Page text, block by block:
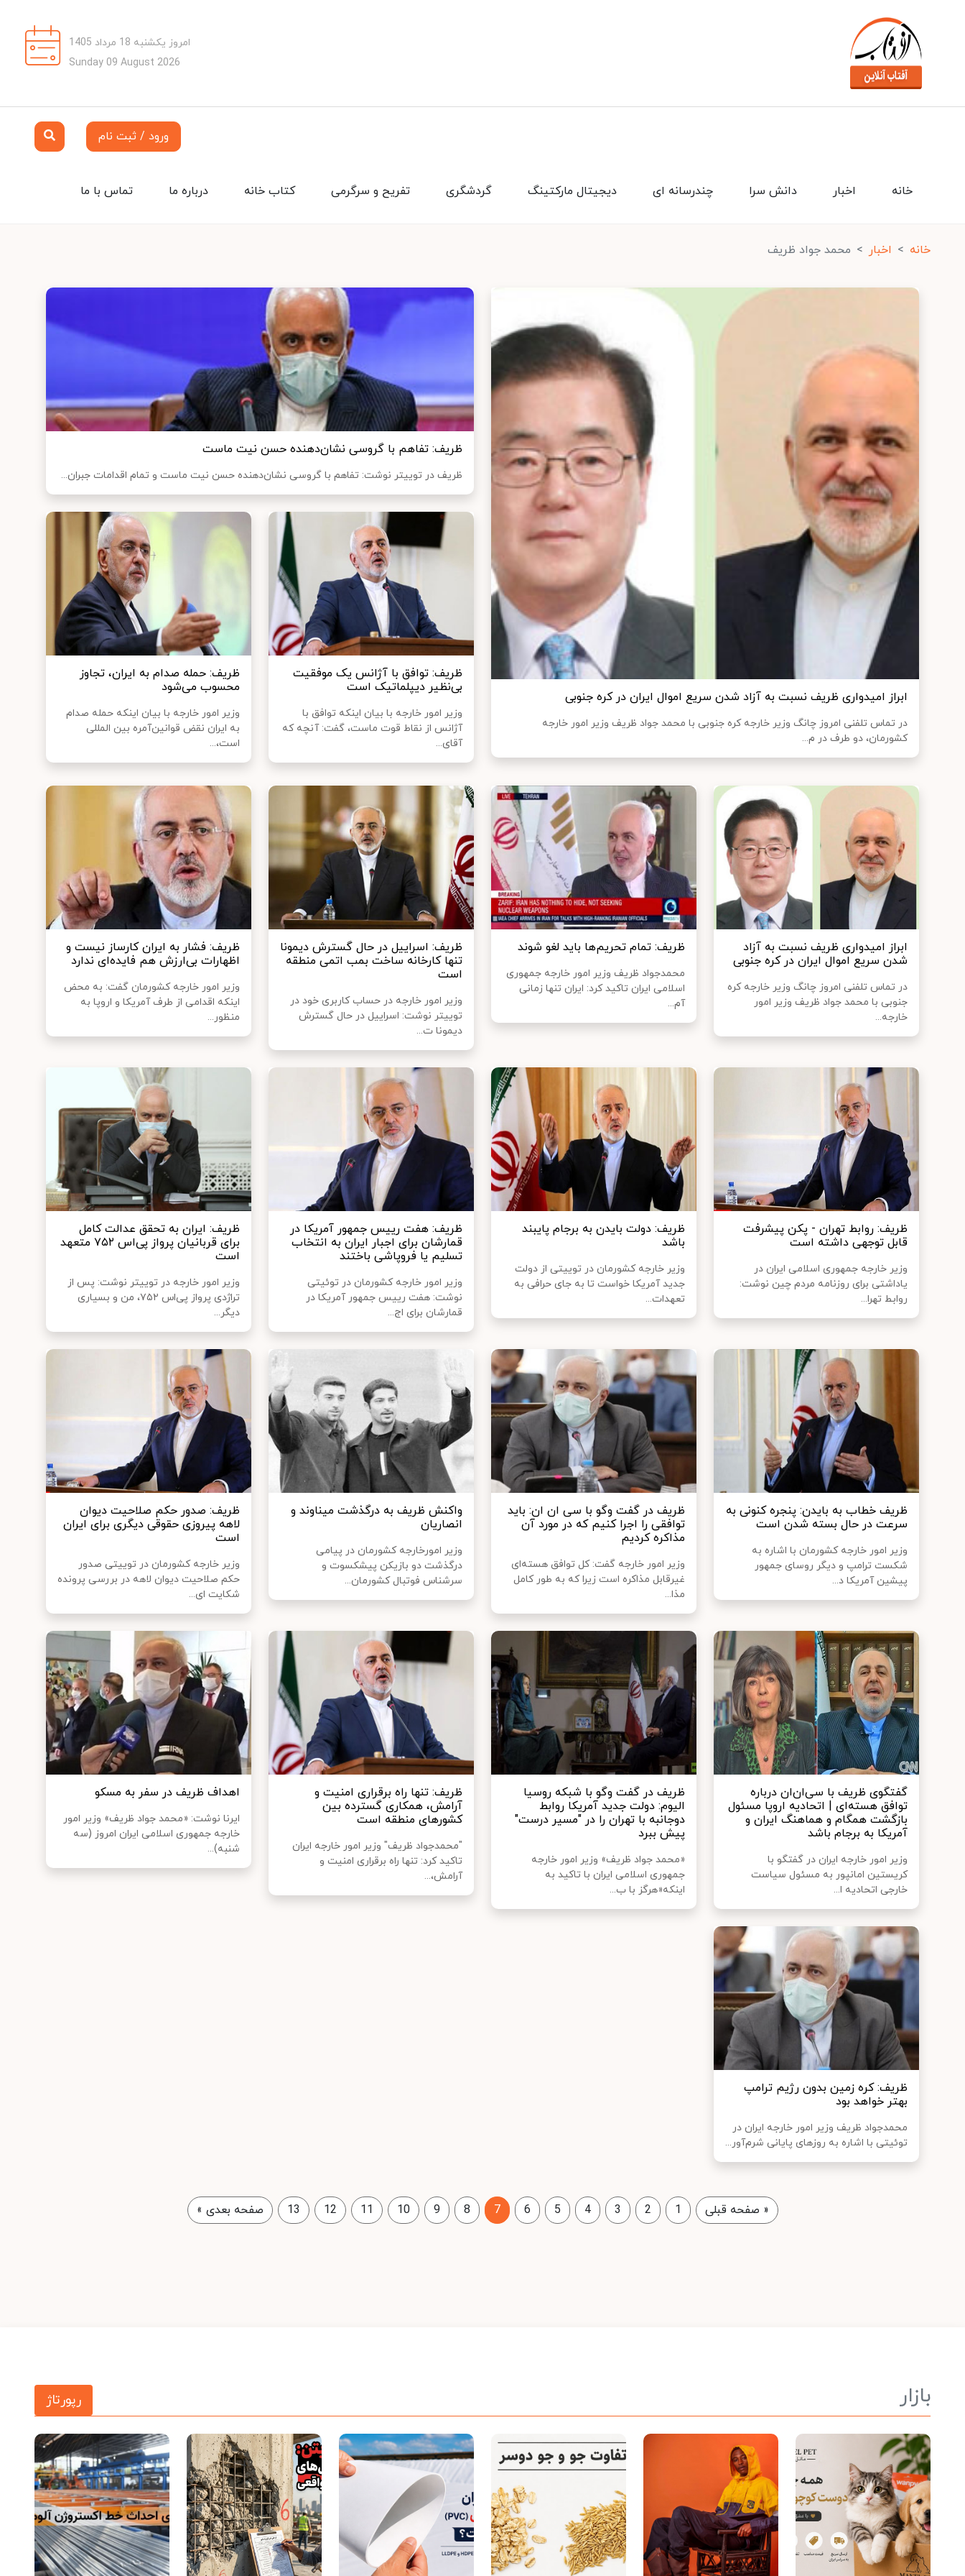
امروز یکشنبه 18 مرداد 1405
Sunday 09 August 2026
ورود / ثبت نام
تماس با ما درباره ما کتاب خانه تفریح و سرگرمی گردشگری دیجیتال مارکتینگ چندرسانه ای دانش سرا اخبار خانه
خانه اخبار محمد جواد ظریف
ابراز امیدواری ظریف نسبت به آزاد شدن سریع اموال ایران در کره جنوبی
در تماس تلفنی امروز چانگ وزیر خارجه کره جنوبی با محمد جواد ظریف وزیر امور خارجه
کشورمان، دو طرف در م...
ظریف: تفاهم با گروسی نشان‌دهنده حسن نیت ماست
ظریف در توییتر نوشت: تفاهم با گروسی نشان‌دهنده حسن نیت ماست و تمام اقدامات جبران...
ظریف: توافق با آژانس یک موفقیت
بی‌نظیر دیپلماتیک است
وزیر امور خارجه با بیان اینکه توافق با
آژانس از نقاط قوت ماست، گفت: آنچه که
آقای...
ظریف: حمله صدام به ایران، تجاوز
محسوب می‌شود
وزیر امور خارجه با بیان اینکه حمله صدام
به ایران نقض قوانین‌آمره بین المللی
است،...
ابراز امیدواری ظریف نسبت به آزاد
شدن سریع اموال ایران در کره جنوبی
در تماس تلفنی امروز چانگ وزیر خارجه کره
جنوبی با محمد جواد ظریف وزیر امور
خارجه...
ظریف: تمام تحریم‌ها باید لغو شوند
محمدجواد ظریف وزیر امور خارجه جمهوری
اسلامی ایران تاکید کرد: ایران تنها زمانی
آم...
ظریف: اسراییل در حال گسترش دیمونا
تنها کارخانه ساخت بمب اتمی منطقه
است
وزیر امور خارجه در حساب کاربری خود در
توییتر نوشت: اسراییل در حال گسترش
دیمونا ت...
ظریف: فشار به ایران کارساز نیست و
اظهارات بی‌ارزش هم فایده‌ای ندارد
وزیر امور خارجه کشورمان گفت: به محض
اینکه اقدامی از طرف آمریکا و اروپا به
منظور...
ظریف: روابط تهران - پکن پیشرفت
قابل توجهی داشته است
وزیر خارجه جمهوری اسلامی ایران در
یاداشتی برای روزنامه مردم چین نوشت:
روابط تهرا...
ظریف: دولت بایدن به برجام پایبند
باشد
وزیر خارجه کشورمان در توییتی از دولت
جدید آمریکا خواست تا به جای حرافی به
تعهدات...
ظریف: هفت رییس جمهور آمریکا در
قمارشان برای اجبار ایران به انتخاب
تسلیم یا فروپاشی باختند
وزیر امور خارجه کشورمان در توئیتی
نوشت: هفت رییس جمهور آمریکا در
قمارشان برای اج...
ظریف: ایران به تحقق عدالت کامل
برای قربانیان پرواز پی‌اس ۷۵۲ متعهد
است
وزیر امور خارجه در توییتر نوشت: پس از
تراژدی پرواز پی‌اس ‌۷۵۲، من و بسیاری
دیگر...
ظریف خطاب به بایدن: پنجره کنونی به
سرعت در حال بسته شدن است
وزیر امور خارجه کشورمان با اشاره به
شکست ترامپ و دیگر روسای جمهور
پیشین آمریکا د...
ظریف در گفت وگو با سی ان ان: باید
توافقی را اجرا کنیم که در مورد آن
مذاکره کردیم
وزیر امور خارجه گفت: کل توافق هسته‌ای
غیرقابل مذاکره است زیرا که به طور کامل
مذا...
واکنش ظریف به درگذشت میناوند و
انصاریان
وزیر امورخارجه کشورمان در پیامی
درگذشت دو بازیکن پیشکسوت و
سرشناس فوتبال کشورمان...
ظریف: صدور حکم صلاحیت دیوان
لاهه پیروزی حقوقی دیگری برای ایران
است
وزیر خارجه کشورمان در توییتی صدور
حکم صلاحیت دیوان لاهه در بررسی پرونده
شکایت ای...
گفتگوی ظریف با سی‌ان‌ان درباره
توافق هسته‌ای | اتحادیه اروپا مسئول
بازگشت همگام و هماهنگ ایران و
آمریکا به برجام باشد
وزیر امور خارجه ایران در گفتگو با
کریستین امانپور به مسئول سیاست
خارجی اتحادیه ا...
ظریف در گفت وگو با شبکه روسیا
الیوم: دولت جدید آمریکا روابط
دوجانبه با تهران را در "مسیر درست"
پیش ببرد
«محمد جواد ظریف» وزیر امور خارجه
جمهوری اسلامی ایران با تاکید به
اینکه«هرگز با ب...
ظریف: تنها راه برقراری امنیت و
آرامش، همکاری گسترده بین
کشورهای منطقه است
"محمدجواد ظریف" وزیر امور خارجه ایران
تاکید کرد: تنها راه برقراری امنیت و
آرامش،...
اهداف ظریف در سفر به مسکو
ایرنا نوشت: «محمد جواد ظریف» وزیر امور
خارجه جمهوری اسلامی ایران امروز (سه
شنبه)...
ظریف: کره زمین بدون رژیم ترامپ
بهتر خواهد بود
محمدجواد ظریف وزیر امور خارجه ایران در
توئیتی با اشاره به روزهای پایانی شرم‌آور...
« صفحه قبلی 1
2
3
4
5
6
7
8
9
10
11
12
13 صفحه بعدی »
بازار رپورتاژ